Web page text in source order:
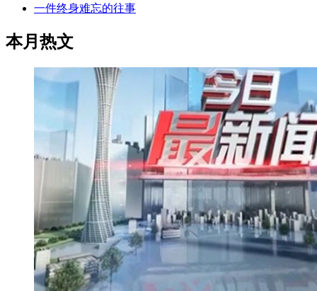
一件终身难忘的往事
本月热文